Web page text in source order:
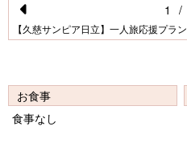
Pr
o
u
【久慈サンピア日立】一人旅応援プラン
1 /
お食事
食事なし